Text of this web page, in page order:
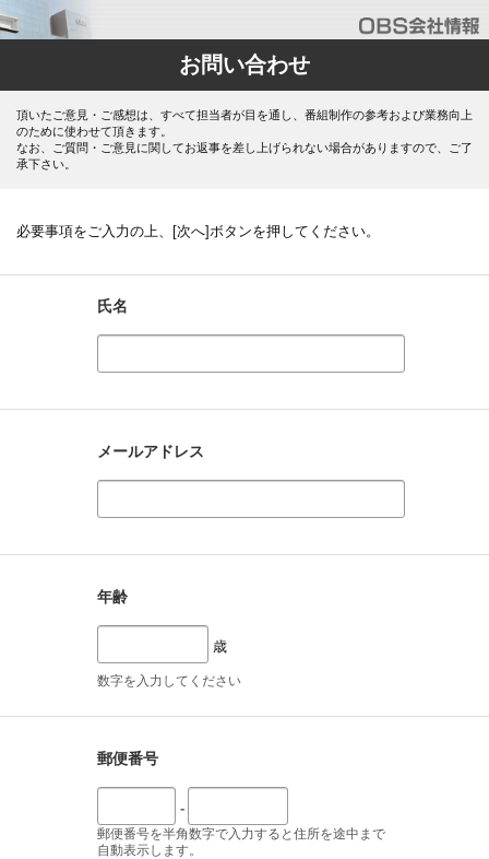
お問い合わせ
頂いたご意見・ご感想は、すべて担当者が目を通し、番組制作の参考および業務向上
のために使わせて頂きます。
なお、ご質問・ご意見に関してお返事を差し上げられない場合がありますので、ご了
承下さい。
必要事項をご入力の上、[次へ]ボタンを押してください。
氏名
メールアドレス
年齢
歳
数字を入力してください
郵便番号
-
郵便番号を半角数字で入力すると住所を途中まで
自動表示します。